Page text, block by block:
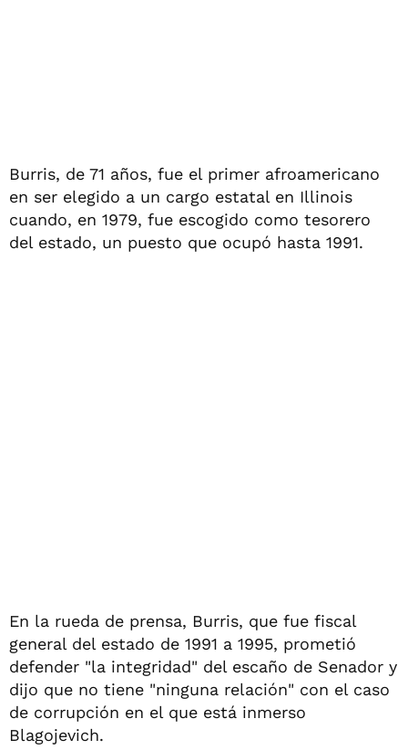
Burris, de 71 años, fue el primer afroamericano
en ser elegido a un cargo estatal en Illinois
cuando, en 1979, fue escogido como tesorero
del estado, un puesto que ocupó hasta 1991.
En la rueda de prensa, Burris, que fue fiscal
general del estado de 1991 a 1995, prometió
defender "la integridad" del escaño de Senador y
dijo que no tiene "ninguna relación" con el caso
de corrupción en el que está inmerso
Blagojevich.